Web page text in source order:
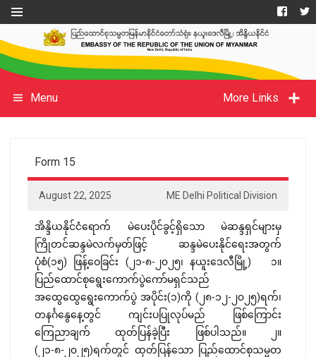
More Links
Menu
Form 15
August 22, 2025 ME Delhi Political Division
အိန္ဒိယနိုင်ငံရောက် မဲပေးပိုင်ခွင့်ရှိသော မဲဆန္ဒရှင်များမှ
ကြိုတင်ဆန္ဒမဲလက်မှတ်ဖြင့် ဆန္ဒမဲပေးနိုင်ရေးအတွက်
ပုံစံ(၁၅) ဖြန့်ဝေခြင်း (၂၁-၈-၂၀၂၅၊ နယူးဒေလီမြို့) ၁။
ပြည်ထောင်စုရွေးကောက်ပွဲကော်မရှင်သည်
အထွေထွေရွေးကောက်ပွဲ အပိုင်း(၁)ကို (၂၈-၁၂-၂၀၂၅)ရက်၊
တနင်္ဂနွေနေ့တွင် ကျင်းပပြုလုပ်မည် ဖြစ်ကြောင်း
ကြေညာချက် ထုတ်ပြန်ခဲ့ပြီး ဖြစ်ပါသည်။ ၂။
(၂၁-၈-၂၀၂၅)ရက်တွင် ထုတ်ပြန်သော ပြည်ထောင်စုသမ္မတ